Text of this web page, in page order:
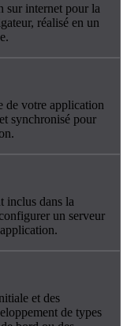
sur internet pour la
réalisé en un
de votre application
synchronisé pour
inclus dans la
un serveur
et des
de types